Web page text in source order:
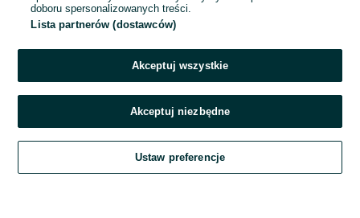
Zadzwoń / SMS
Szukaj Obserwujesz Dodaj Czat Konto
doboru spersonalizowanych treści.
Lista partnerów (dostawców)
Akceptuj wszystkie
Akceptuj niezbędne
Ustaw preferencje